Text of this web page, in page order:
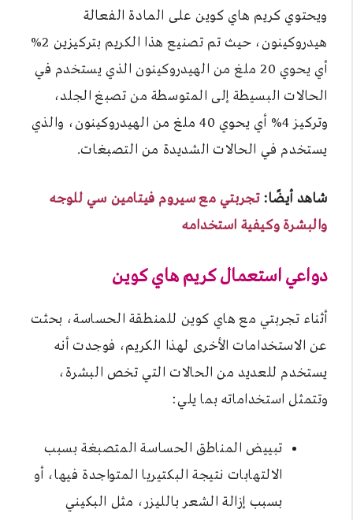
ويحتوي كريم هاي كوين على المادة الفعالة
هيدروكينون، حيث تم تصنيع هذا الكريم بتركيزين 2%
أي يحوي 20 ملغ من الهيدروكينون الذي يستخدم في
الحالات البسيطة إلى المتوسطة من تصبغ الجلد،
وتركيز 4% أي يحوي 40 ملغ من الهيدروكينون، والذي
يستخدم في الحالات الشديدة من التصبغات.
شاهد أيضًا: تجربتي مع سيروم فيتامين سي للوجه
والبشرة وكيفية استخدامه
دواعي استعمال كريم هاي كوين
أثناء تجربتي مع هاي كوين للمنطقة الحساسة، بحثت
عن الاستخدامات الأخرى لهذا الكريم، فوجدت أنه
يستخدم للعديد من الحالات التي تخص البشرة،
وتتمثل استخداماته بما يلي:
تبييض المناطق الحساسة المتصبغة بسبب
الالتهابات نتيجة البكتيريا المتواجدة فيها، أو
بسبب إزالة الشعر بالليزر، مثل البكيني